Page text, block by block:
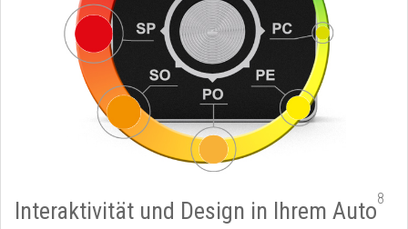
Interaktivität und Design in Ihrem Auto8